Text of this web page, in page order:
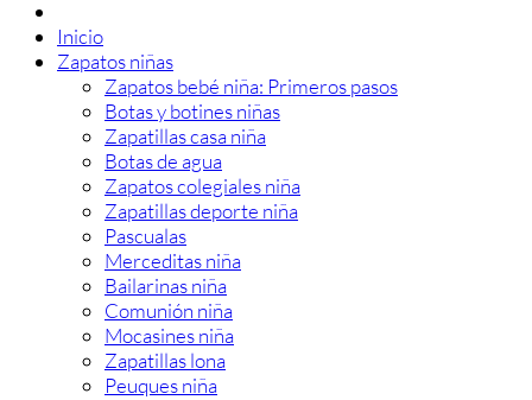
Inicio
Zapatos niñas
Zapatos bebé niña: Primeros pasos
Botas y botines niñas
Zapatillas casa niña
Botas de agua
Zapatos colegiales niña
Zapatillas deporte niña
Pascualas
Merceditas niña
Bailarinas niña
Comunión niña
Mocasines niña
Zapatillas lona
Peuques niña